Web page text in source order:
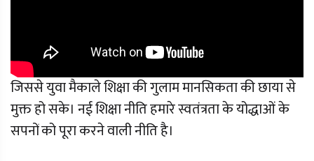
जिससे युवा मैकाले शिक्षा की गुलाम मानसिकता की छाया से
मुक्त हो सके। नई शिक्षा नीति हमारे स्वतंत्रता के योद्धाओं के
सपनों को पूरा करने वाली नीति है।